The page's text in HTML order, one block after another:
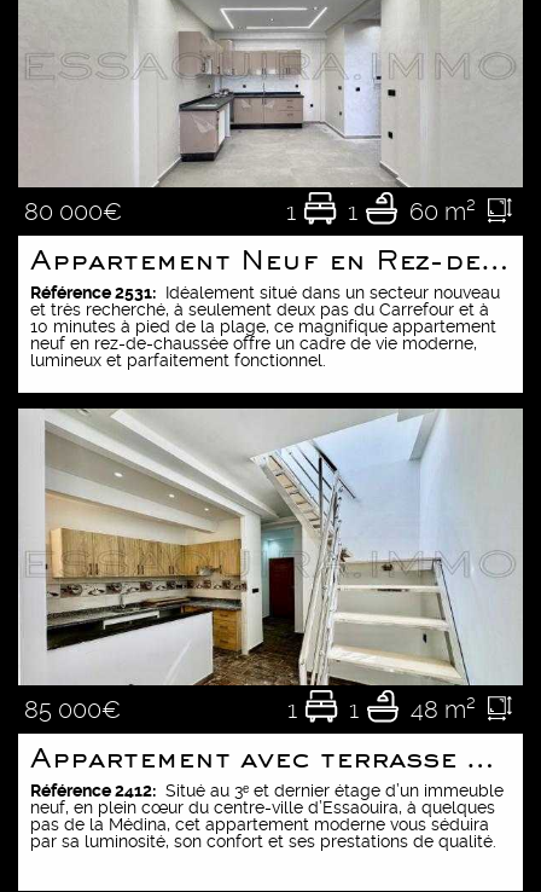
Accueil
Vente
Toutes les ventes
Riad
Appartement
Maison
Location Longue Durée
Toutes les locations longue durée
Riad
Villa
Appartement
Location Saisonnière
Toutes les locations saisonnières
Nos Services
Construction
Contact
80 000€ 1 1 60 m²
Appartement Neuf en Rez-de-Chaussée – 10min de la plage
Référence 2531: Idéalement situé dans un secteur nouveau
et très recherché, à seulement deux pas du Carrefour et à
10 minutes à pied de la plage, ce magnifique appartement
neuf en rez-de-chaussée offre un cadre de vie moderne,
lumineux et parfaitement fonctionnel.
85 000€ 1 1 48 m²
Appartement avec terrasse privée de 25 m²
Référence 2412: Situé au 3ᵉ et dernier étage d’un immeuble
neuf, en plein cœur du centre-ville d’Essaouira, à quelques
pas de la Médina, cet appartement moderne vous séduira
par sa luminosité, son confort et ses prestations de qualité.